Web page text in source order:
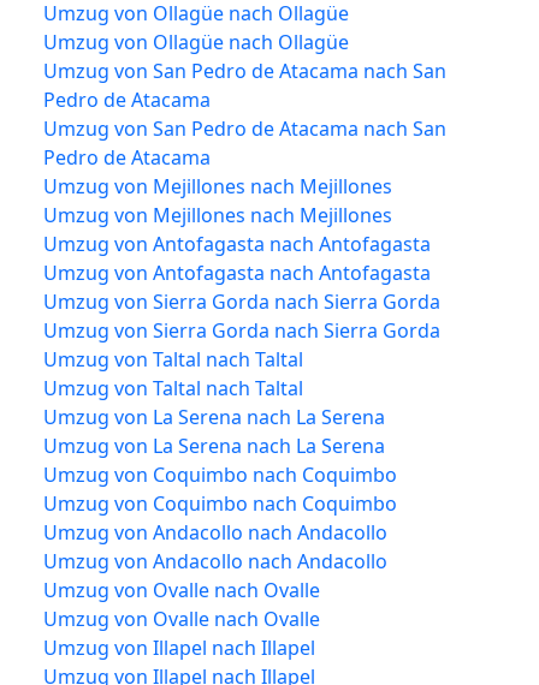
Umzug von Ollagüe nach Ollagüe
Umzug von Ollagüe nach Ollagüe
Umzug von San Pedro de Atacama nach San
Pedro de Atacama
Umzug von San Pedro de Atacama nach San
Pedro de Atacama
Umzug von Mejillones nach Mejillones
Umzug von Mejillones nach Mejillones
Umzug von Antofagasta nach Antofagasta
Umzug von Antofagasta nach Antofagasta
Umzug von Sierra Gorda nach Sierra Gorda
Umzug von Sierra Gorda nach Sierra Gorda
Umzug von Taltal nach Taltal
Umzug von Taltal nach Taltal
Umzug von La Serena nach La Serena
Umzug von La Serena nach La Serena
Umzug von Coquimbo nach Coquimbo
Umzug von Coquimbo nach Coquimbo
Umzug von Andacollo nach Andacollo
Umzug von Andacollo nach Andacollo
Umzug von Ovalle nach Ovalle
Umzug von Ovalle nach Ovalle
Umzug von Illapel nach Illapel
Umzug von Illapel nach Illapel